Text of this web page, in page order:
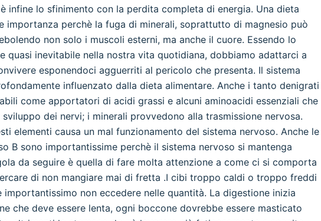
infine lo sfinimento con la perdita completa di energia. Una dieta
importanza perchè la fuga di minerali, soprattutto di magnesio può
non solo i muscoli esterni, ma anche il cuore. Essendo lo
quasi inevitabile nella nostra vita quotidiana, dobbiamo adattarci a
esponendoci agguerriti al pericolo che presenta. Il sistema
influenzato dalla dieta alimentare. Anche i tanto denigrati
come apportatori di acidi grassi e alcuni aminoacidi essenziali che
dei nervi; i minerali provvedono alla trasmissione nervosa.
elementi causa un mal funzionamento del sistema nervoso. Anche le
B sono importantissime perchè il sistema nervoso si mantenga
da seguire è quella di fare molta attenzione a come ci si comporta
di non mangiare mai di fretta .I cibi troppo caldi o troppo freddi
importantissimo non eccedere nelle quantità. La digestione inizia
che deve essere lenta, ogni boccone dovrebbe essere masticato